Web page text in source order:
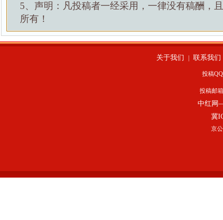
5、声明：凡投稿者一经采用，一律没有稿酬，
所有！
关于我们 联系我们
投稿
投稿邮
中红网
冀
京